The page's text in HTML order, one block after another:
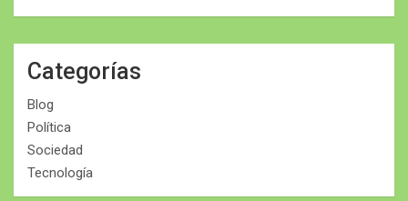
Categorías
Blog
Política
Sociedad
Tecnología